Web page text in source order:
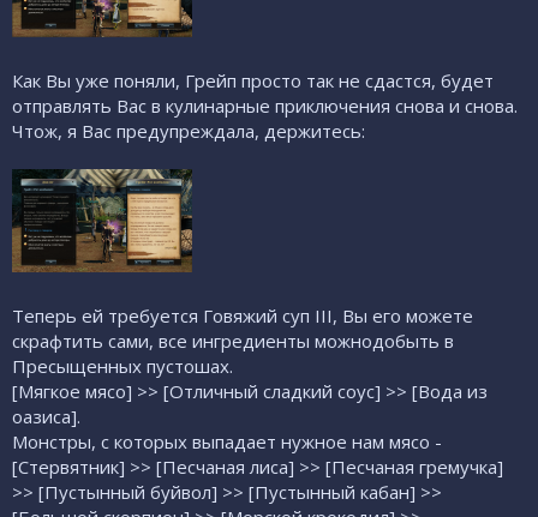
Как Вы уже поняли, Грейп просто так не сдастся, будет
отправлять Вас в кулинарные приключения снова и снова.
Чтож, я Вас предупреждала, держитесь:
Теперь ей требуется Говяжий суп III, Вы его можете
скрафтить сами, все ингредиенты можнодобыть в
Пресыщенных пустошах.
[Мягкое мясо] >> [Отличный сладкий соус] >> [Вода из
оазиса].
Монстры, с которых выпадает нужное нам мясо -
[Стервятник] >> [Песчаная лиса] >> [Песчаная гремучка]
>> [Пустынный буйвол] >> [Пустынный кабан] >>